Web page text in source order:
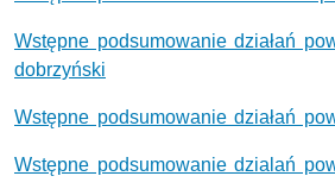
Wstępne podsumowanie działań
dobrzyński
Wstępne podsumowanie działań
Wstępne podsumowanie dzialań